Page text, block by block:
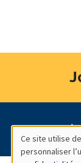
À
Ce site utilise
personnaliser